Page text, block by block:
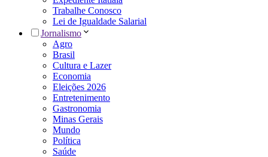
Trabalhe Conosco
Lei de Igualdade Salarial
Jornalismo
Agro
Brasil
Cultura e Lazer
Economia
Eleições 2026
Entretenimento
Gastronomia
Minas Gerais
Mundo
Política
Saúde